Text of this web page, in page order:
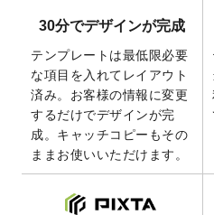
の全4ステップ
た。
2026/4/23
コラム「 画像
グ」「テンプ
方法」を公開
2026/4/21
アクリルキー
ート を追加い
りました！
30分でデザインが完成
テンプレートは最低限必要
な項目を入れてレイアウト
済み。お客様の情報に変更
するだけでデザインが完
成。キャッチコピーもその
ままお使いいただけます。